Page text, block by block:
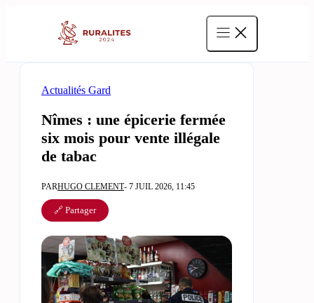
Actualités Gard
Nîmes : une épicerie fermée
six mois pour vente illégale
de tabac
PARHUGO CLEMENT- 7 JUIL 2026, 11:45
🔗 Partager